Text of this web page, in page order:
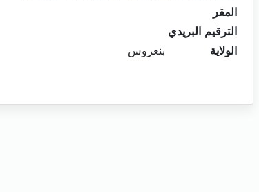
المقر
الترقيم البريدي
الولاية
بنعروس